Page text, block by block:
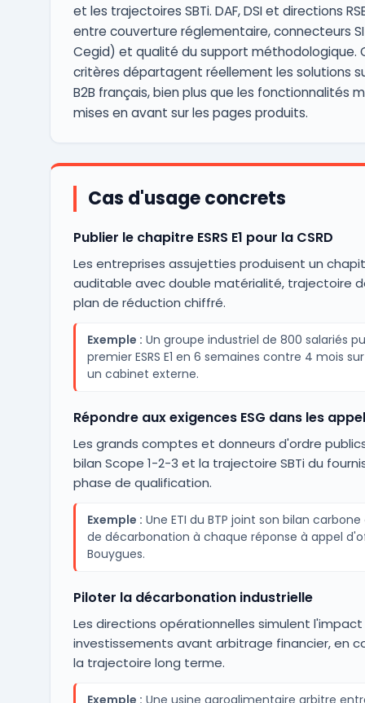
et les trajectoires SBTi. DAF, DSI et directions
entre couverture réglementaire, connecteurs SI
Cegid) et qualité du support méthodologique.
critères départagent réellement les solutions
B2B français, bien plus que les fonctionnalités
mises en avant sur les pages produits.
Cas d'usage concrets
Publier le chapitre ESRS E1 pour la CSRD
Les entreprises assujetties produisent un
auditable avec double matérialité, trajectoire
plan de réduction chiffré.
Exemple : Un groupe industriel de 800 salariés
premier ESRS E1 en 6 semaines contre 4 mois
un cabinet externe.
Répondre aux exigences ESG dans les
Les grands comptes et donneurs d'ordre
bilan Scope 1-2-3 et la trajectoire SBTi du
phase de qualification.
Exemple : Une ETI du BTP joint son bilan
de décarbonation à chaque réponse à appel
Bouygues.
Piloter la décarbonation industrielle
Les directions opérationnelles simulent
investissements avant arbitrage financier, en
la trajectoire long terme.
Exemple : Une usine agroalimentaire arbitre